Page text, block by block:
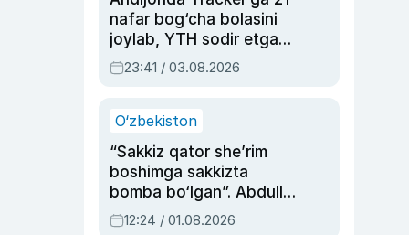
nafar bog‘cha bolasini
joylab, YTH sodir etgan
ayolga sud hukmi o‘qildi
23:41 / 03.08.2026
O‘zbekiston
“Sakkiz qator she’rim
boshimga sakkizta
bomba bo‘lgan”. Abdulla
Oripovni siyosiy
12:24 / 01.08.2026